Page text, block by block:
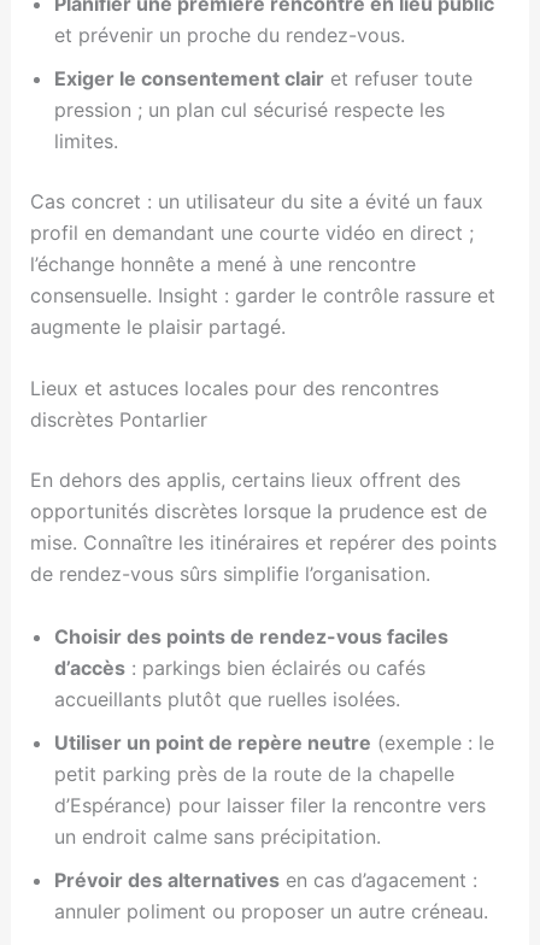
et prévenir un proche du rendez-vous.
Exiger le consentement clairet refuser toute
pression ; un plan cul sécurisé respecte les
limites.
Cas concret : un utilisateur du site a évité un faux
profil en demandant une courte vidéo en direct ;
l’échange honnête a mené à une rencontre
consensuelle. Insight : garder le contrôle rassure et
augmente le plaisir partagé.
Lieux et astuces locales pour des rencontres
discrètes Pontarlier
En dehors des applis, certains lieux offrent des
opportunités discrètes lorsque la prudence est de
mise. Connaître les itinéraires et repérer des points
de rendez-vous sûrs simplifie l’organisation.
Choisir des points de rendez-vous faciles
d’accès: parkings bien éclairés ou cafés
accueillants plutôt que ruelles isolées.
Utiliser un point de repère neutre (exemple : le
petit parking près de la route de la chapelle
d’Espérance) pour laisser filer la rencontre vers
un endroit calme sans précipitation.
Prévoir des alternativesen cas d’agacement :
annuler poliment ou proposer un autre créneau.